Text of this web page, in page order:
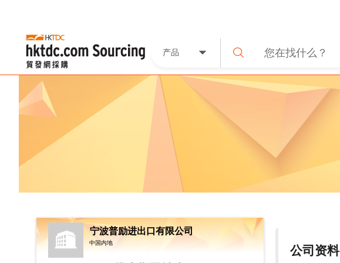
产品
宁波普励进出口有限公司
中国内地
公司资料